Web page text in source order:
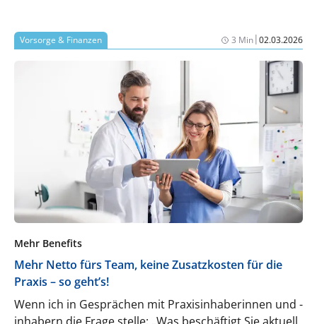
Teleskopversorgungen mit Dr. B.-Digitec als
zuverlässigem Partner künftig vollständig digital
kommuniziert, mittels CAD/CAM und 3D-Druck
nach internationalen Standards gefertigt und
schnell sowie kosteneffizient an die Patient:innen
geliefert. Zahntechnik wird so zu einem digitalen
Ökosystem, das präzise, reproduzierbare und
skalierbare Lösungen effizient und modern
Vorsorge & Finanzen 3 Min|02.03.2026
Mehr Benefits
Mehr Netto fürs Team, keine Zusatzkosten für die
Praxis – so geht’s!
Wenn ich in Gesprächen mit Praxisinhaberinnen und -
inhabern die Frage stelle: „Was beschäftigt Sie aktuell